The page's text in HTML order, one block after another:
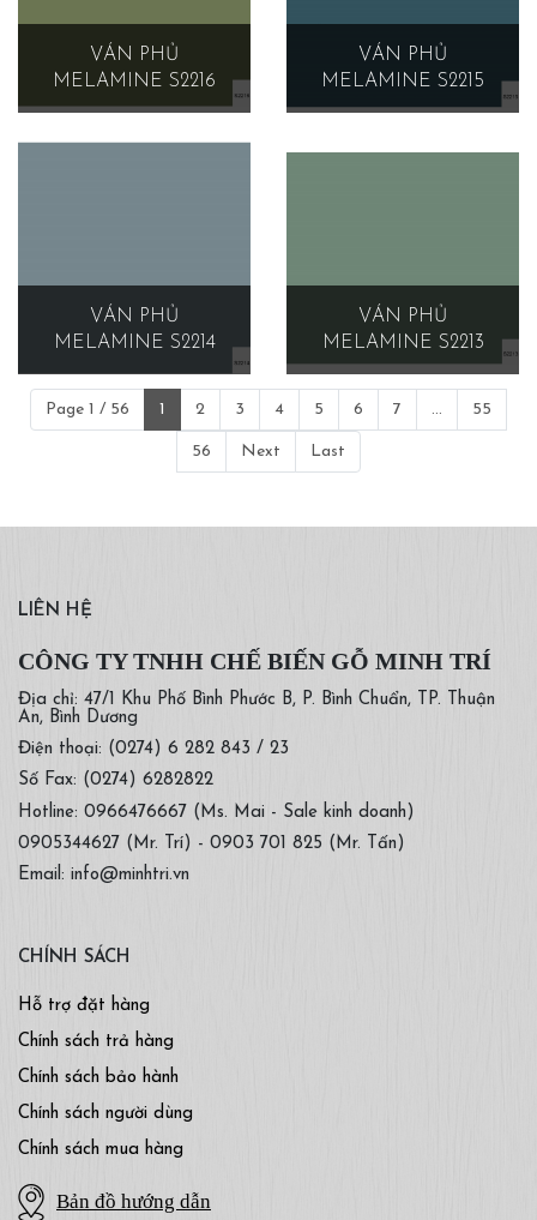
VÁN PHỦ
MELAMINE S2216
VÁN PHỦ
MELAMINE S2215
VÁN PHỦ
MELAMINE S2214
VÁN PHỦ
MELAMINE S2213
Page 1 / 56 1 2 3 4 5 6 7 ... 55
56 Next Last
LIÊN HỆ
CÔNG TY TNHH CHẾ BIẾN GỖ MINH TRÍ
Địa chỉ: 47/1 Khu Phố Bình Phước B, P. Bình Chuẩn, TP. Thuận
An, Bình Dương
Điện thoại: (0274) 6 282 843 / 23
Số Fax: (0274) 6282822
Hotline: 0966476667 (Ms. Mai - Sale kinh doanh)
0905344627 (Mr. Trí) - 0903 701 825 (Mr. Tấn)
Email: info@minhtri.vn
CHÍNH SÁCH
Hỗ trợ đặt hàng
Chính sách trả hàng
Chính sách bảo hành
Chính sách người dùng
Chính sách mua hàng
Bản đồ hướng dẫn